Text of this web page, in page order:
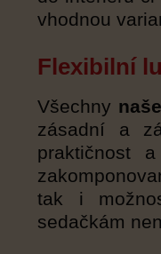
vhodnou
Flexibilní
Všechny
zásadní a
praktičnost
tak i
sedačkám